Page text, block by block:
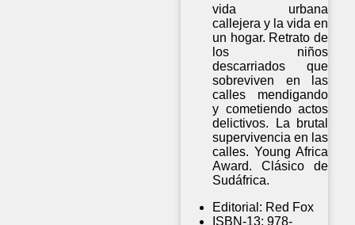
vida urbana
callejera y la vida en
un hogar. Retrato de
los niños
descarriados que
sobreviven en las
calles mendigando
y cometiendo actos
delictivos. La brutal
supervivencia en las
calles. Young Africa
Award. Clásico de
Sudáfrica.
Editorial: Red Fox
ISBN-13: 978-